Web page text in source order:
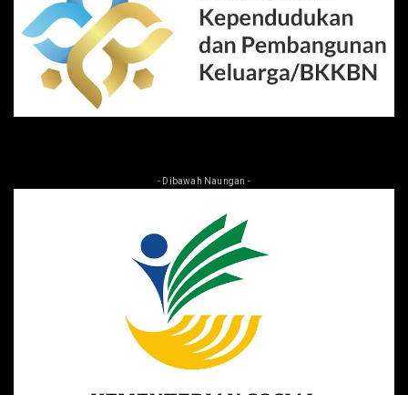
- Dibawah Naungan -